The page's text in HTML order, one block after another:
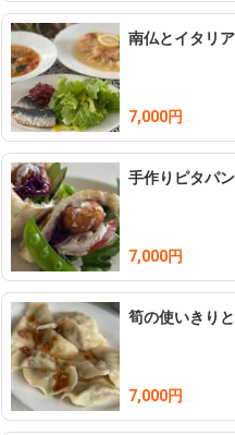
𓌉◯𓇋　教室の特徴
・入会金無料の1回完結レッスン形
・デモンストレーション
・女性限定
𓌉◯𓇋　レッスン人数
最小2人~6人
𓌉◯𓇋　レッスン料金
7,000円〜
レッスン内容によって変わります
𓌉◯𓇋　お支払い方法
南仏とイタリ
7,000円
手作りピタパ
7,000円
筍の使いきり
7,000円